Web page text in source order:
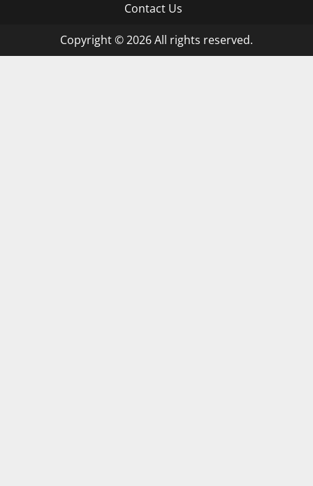
Contact Us
Copyright © 2026 All rights reserved.